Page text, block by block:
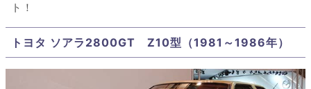
ト！
トヨタ ソアラ2800GT Z10型（1981～1986年）